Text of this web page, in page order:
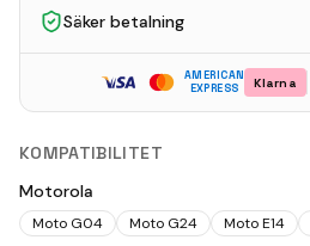
Säker betalning
AMERICAN
EXPRESS
Klarna
KOMPATIBILITET
Motorola
Moto G04 Moto G24 Moto E14